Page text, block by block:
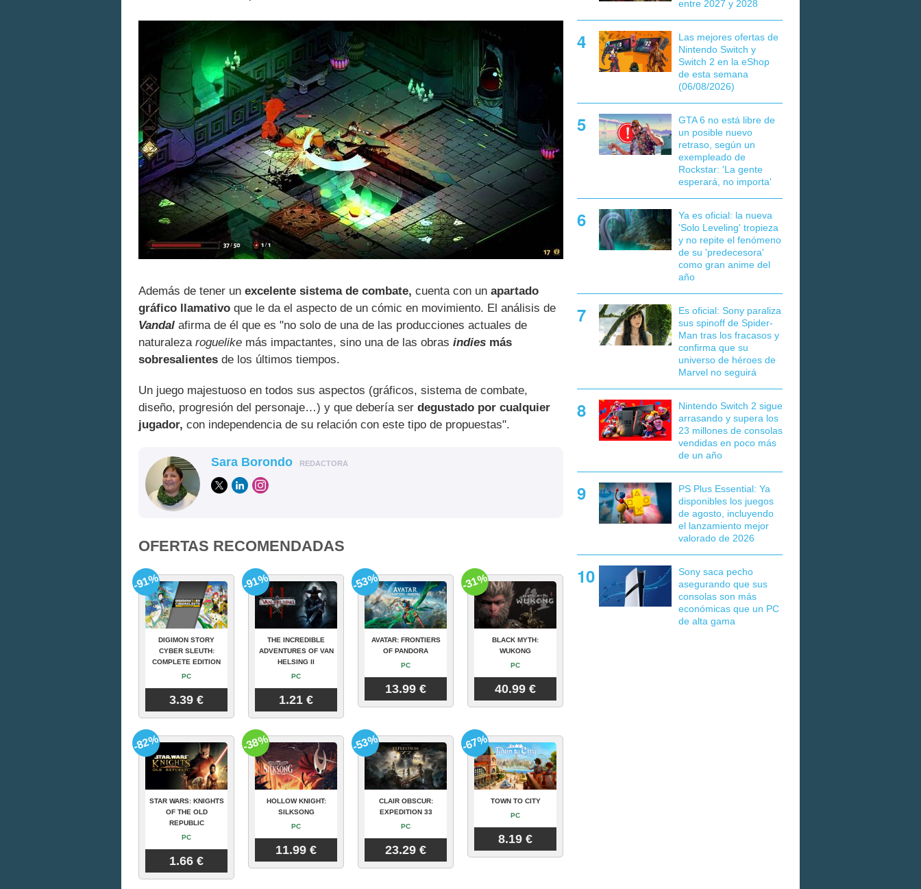
Además de tener un excelente sistema de combate, cuenta con un apartado
gráfico llamativo que le da el aspecto de un cómic en movimiento. El análisis de
Vandal afirma de él que es "no solo de una de las producciones actuales de
naturaleza roguelike más impactantes, sino una de las obras indies más
sobresalientes de los últimos tiempos.
Un juego majestuoso en todos sus aspectos (gráficos, sistema de combate,
diseño, progresión del personaje…) y que debería ser degustado por cualquier
jugador, con independencia de su relación con este tipo de propuestas".
Sara Borondo REDACTORA
OFERTAS RECOMENDADAS
DIGIMON STORY
CYBER SLEUTH:
COMPLETE EDITION
PC
3.39 €
-91%
THE INCREDIBLE
ADVENTURES OF VAN
HELSING II
PC
1.21 €
-91%
AVATAR: FRONTIERS
OF PANDORA
PC
13.99 €
-53%
BLACK MYTH:
WUKONG
PC
40.99 €
-31%
STAR WARS: KNIGHTS
OF THE OLD
REPUBLIC
PC
1.66 €
-82%
HOLLOW KNIGHT:
SILKSONG
PC
11.99 €
-38%
CLAIR OBSCUR:
EXPEDITION 33
PC
23.29 €
-53%
TOWN TO CITY
PC
8.19 €
-67%
entre 2027 y 2028
Las mejores ofertas de
Nintendo Switch y
Switch 2 en la eShop
de esta semana
(06/08/2026)
GTA 6 no está libre de
un posible nuevo
retraso, según un
exempleado de
Rockstar: 'La gente
esperará, no importa'
Ya es oficial: la nueva
'Solo Leveling' tropieza
y no repite el fenómeno
de su 'predecesora'
como gran anime del
año
Es oficial: Sony paraliza
sus spinoff de Spider-
Man tras los fracasos y
confirma que su
universo de héroes de
Marvel no seguirá
Nintendo Switch 2 sigue
arrasando y supera los
23 millones de consolas
vendidas en poco más
de un año
PS Plus Essential: Ya
disponibles los juegos
de agosto, incluyendo
el lanzamiento mejor
valorado de 2026
Sony saca pecho
asegurando que sus
consolas son más
económicas que un PC
de alta gama